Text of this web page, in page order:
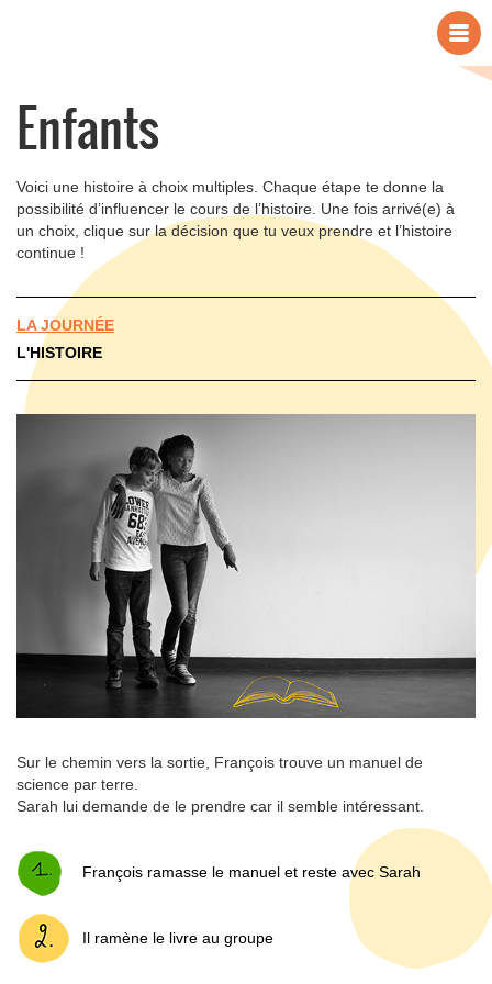
Enfants
Voici une histoire à choix multiples. Chaque étape te donne la
possibilité d’influencer le cours de l’histoire. Une fois arrivé(e) à
un choix, clique sur la décision que tu veux prendre et l’histoire
continue !
LA JOURNÉE
L'HISTOIRE
Sur le chemin vers la sortie, François trouve un manuel de
science par terre.
Sarah lui demande de le prendre car il semble intéressant.
François ramasse le manuel et reste avec Sarah
Il ramène le livre au groupe